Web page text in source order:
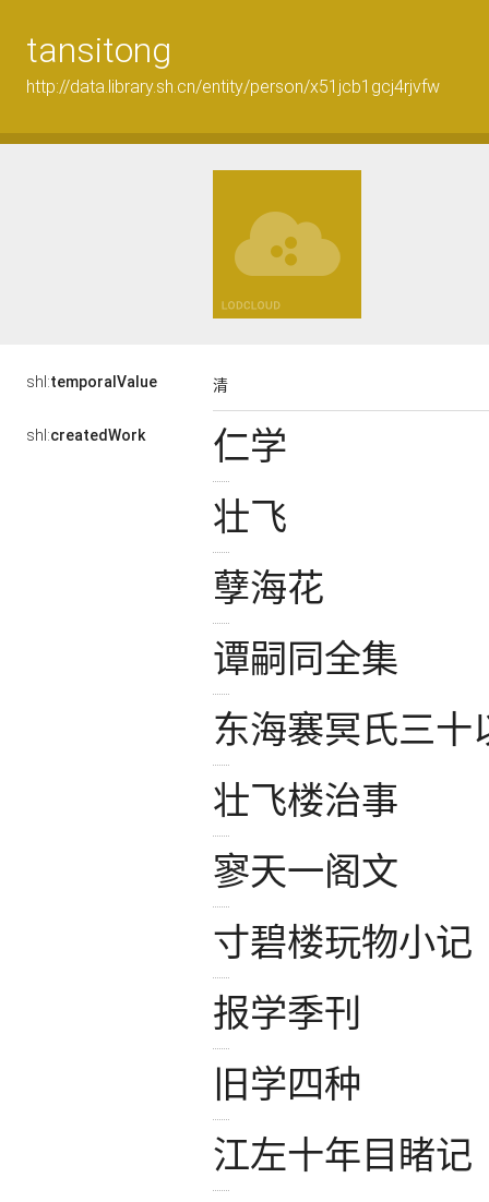
tansitong
http://data.library.sh.cn/entity/person/x51jcb1gcj4rjvfw
shl:temporalValue 清
shl:createdWork
仁学
壮飞
孽海花
谭嗣同全集
东海褰冥氏三
壮飞楼治事
寥天一阁文
寸碧楼玩物小记
报学季刊
旧学四种
江左十年目睹记